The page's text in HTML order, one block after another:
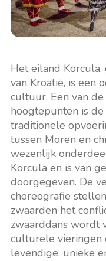
Het eiland
van Kroatië, is een
cultuur. Een van
hoogtepunten is de
traditionele
tussen Moren en
wezenlijk
Korcula en is van
doorgegeven. De
choreografie
zwaarden het
zwaarddans wordt
culturele vieringen
levendige, unieke